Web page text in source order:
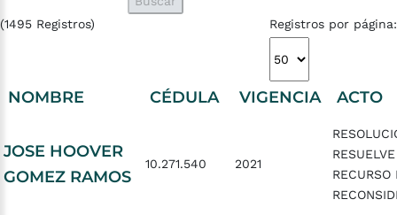
Registros por página:
(1495 Registros)
NOMBRE CÉDULA VIGENCIA ACTO
JOSE HOOVER
GOMEZ RAMOS
10.271.540 2021
RESUELVE
RECURSO